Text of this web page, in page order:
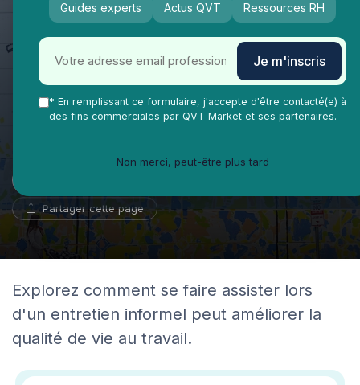
QVT Market Recrutement
Comment bénéficier d'une
assistance lors d'un entretien
Partager cette page
Explorez comment se faire assister lors
d'un entretien informel peut améliorer la
qualité de vie au travail.
Guides experts Actus QVT Ressources RH
Je m'inscris
* En remplissant ce formulaire, j'accepte d'être contacté(e) à
des fins commerciales par QVT Market et ses partenaires.
Non merci, peut-être plus tard